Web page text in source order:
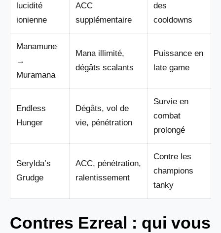
lucidité
ionienne
ACC
supplémentaire
des
cooldowns
Manamune
→
Muramana
Mana illimité,
dégâts scalants
Puissance en
late game
Endless
Hunger
Dégâts, vol de
vie, pénétration
Survie en
combat
prolongé
Serylda’s
Grudge
ACC, pénétration,
ralentissement
Contre les
champions
tanky
Contres Ezreal : qui vous